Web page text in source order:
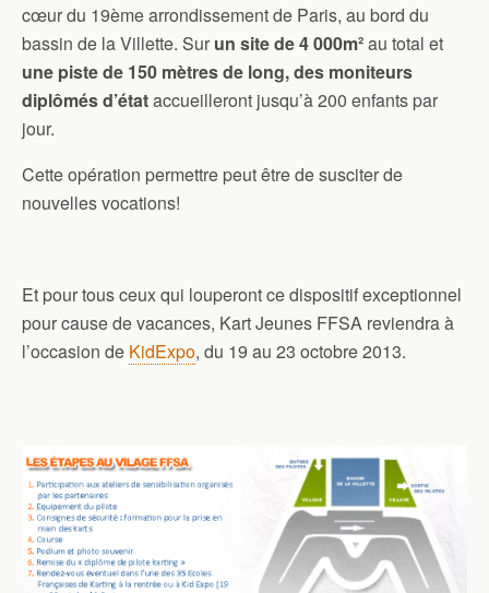
cœur du 19ème arrondissement de Paris, au bord du
bassin de la Villette. Sur un site de 4 000m²au total et
une piste de 150 mètres de long, des moniteurs
diplômés d’étataccueilleront jusqu’à 200 enfants par
jour.
Cette opération permettre peut être de susciter de
nouvelles vocations!
Et pour tous ceux qui louperont ce dispositif exceptionnel
pour cause de vacances, Kart Jeunes FFSA reviendra à
l’occasion de KidExpo, du 19 au 23 octobre 2013.